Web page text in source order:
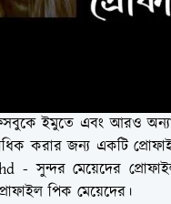
ইমুতে এবং আরও
করার জন্য একটি
- সুন্দর মেয়েদের
পিক মেয়েদের।